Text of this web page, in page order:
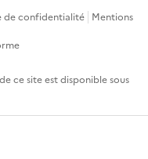
de confidentialité Mentions
ce site est disponible sous